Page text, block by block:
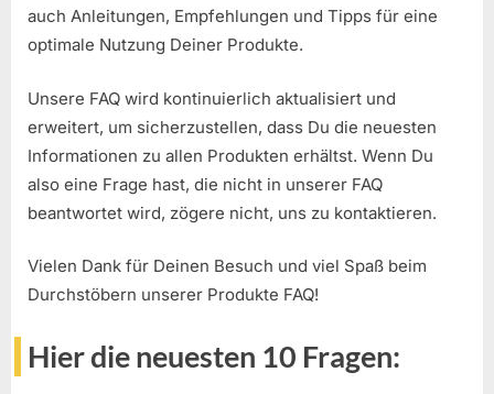
auch Anleitungen, Empfehlungen und Tipps für eine
optimale Nutzung Deiner Produkte.
Unsere FAQ wird kontinuierlich aktualisiert und
erweitert, um sicherzustellen, dass Du die neuesten
Informationen zu allen Produkten erhältst. Wenn Du
also eine Frage hast, die nicht in unserer FAQ
beantwortet wird, zögere nicht, uns zu kontaktieren.
Vielen Dank für Deinen Besuch und viel Spaß beim
Durchstöbern unserer Produkte FAQ!
Hier die neuesten 10 Fragen: